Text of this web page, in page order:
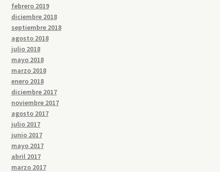
febrero 2019
diciembre 2018
septiembre 2018
agosto 2018
julio 2018
mayo 2018
marzo 2018
enero 2018
diciembre 2017
noviembre 2017
agosto 2017
julio 2017
junio 2017
mayo 2017
abril 2017
marzo 2017